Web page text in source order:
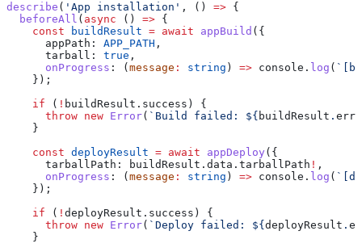
describe ( 'App installation' , () => {
  beforeAll
( async () => {
    const
buildResult = await appBuild ({
      appPath:
APP_PATH ,
      tarball:
true ,
      onProgress
: ( message : string ) => console . log (
    });
    if
( ! buildResult . success ) {
      throw
new Error( `Build failed: ${ buildResult .
    }
    const
deployResult = await appDeploy ({
      tarballPath:
buildResult . data . tarballPath ! ,
      onProgress
: ( message : string ) => console . log (
    });
    if
( ! deployResult . success ) {
      throw
new Error( `Deploy failed: ${ deployResult .
    }